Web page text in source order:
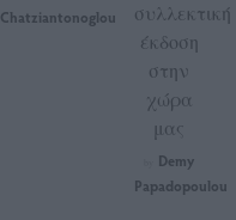
Chatziantonoglou
συλλεκτική
έκδοση
στην
χώρα
μας
Demy
Papadopoulou